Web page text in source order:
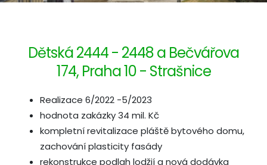
Dětská 2444 - 2448 a Bečvářova
174, Praha 10 - Strašnice
Realizace 6/2022 -5/2023
hodnota zakázky 34 mil. Kč
kompletní revitalizace pláště bytového domu,
zachování plasticity fasády
rekonstrukce podlah lodžií a nová dodávka